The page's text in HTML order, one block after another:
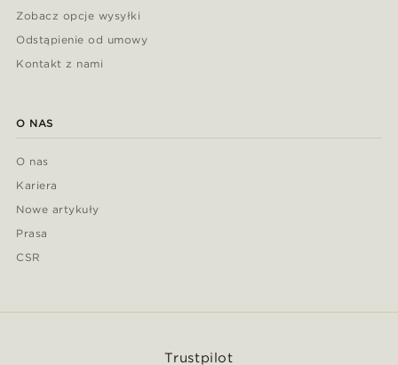
Zobacz opcje wysyłki
Odstąpienie od umowy
Kontakt z nami
O NAS
O nas
Kariera
Nowe artykuły
Prasa
CSR
Trustpilot